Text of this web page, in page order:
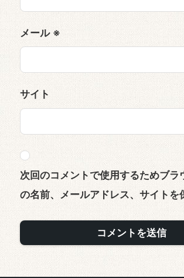
メール ※
サイト
次回のコメントで使用するためブラ
の名前、メールアドレス、サイトを